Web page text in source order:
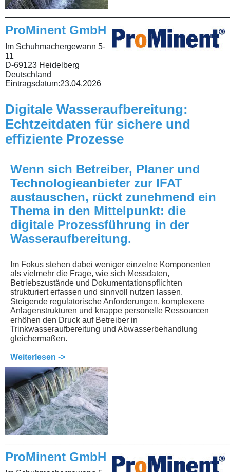
ProMinent GmbH
Im Schuhmachergewann 5-
11
D-69123 Heidelberg
Deutschland
Eintragsdatum:23.04.2026
Digitale Wasseraufbereitung:
Echtzeitdaten für sichere und
effiziente Prozesse
Wenn sich Betreiber, Planer und
Technologieanbieter zur IFAT
austauschen, rückt zunehmend ein
Thema in den Mittelpunkt: die
digitale Prozessführung in der
Wasseraufbereitung.
Im Fokus stehen dabei weniger einzelne Komponenten
als vielmehr die Frage, wie sich Messdaten,
Betriebszustände und Dokumentationspflichten
strukturiert erfassen und sinnvoll nutzen lassen.
Steigende regulatorische Anforderungen, komplexere
Anlagenstrukturen und knappe personelle Ressourcen
erhöhen den Druck auf Betreiber in
Trinkwasseraufbereitung und Abwasserbehandlung
gleichermaßen.
Weiterlesen ->
ProMinent GmbH